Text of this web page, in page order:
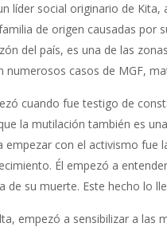
líder social originario de Kita,
de origen causadas por
del país, es una de las
numerosos casos de MGF,
cuando fue testigo de
la mutilación también es
empezar con el activismo fue
Él empezó a
de su muerte. Este hecho lo
empezó a sensibilizar a las